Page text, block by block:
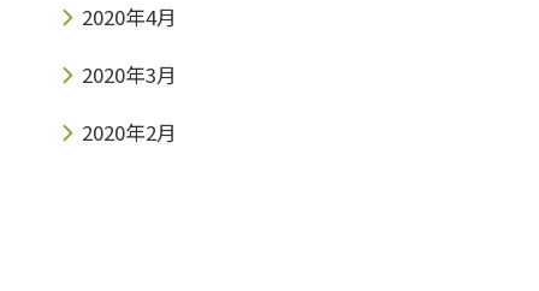
2020年4月
2020年3月
2020年2月